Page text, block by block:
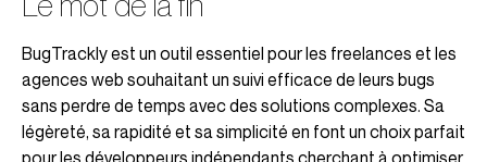
BugTrackly est un outil essentiel pour les freelances et les
agences web souhaitant un suivi efficace de leurs bugs
sans perdre de temps avec des solutions complexes. Sa
légèreté, sa rapidité et sa simplicité en font un choix parfait